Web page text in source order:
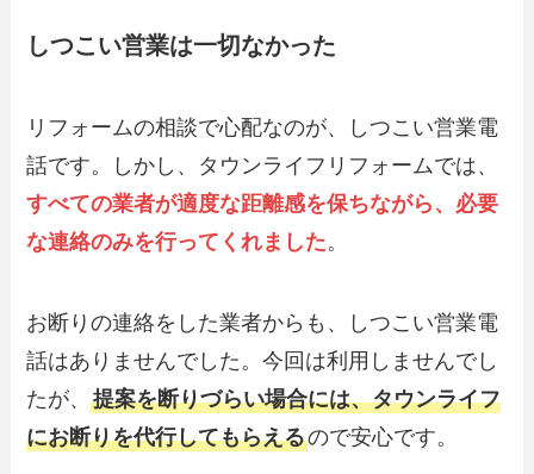
しつこい営業は一切なかった
リフォームの相談で心配なのが、しつこい営業電
話です。しかし、タウンライフリフォームでは、
すべての業者が適度な距離感を保ちながら、必要
な連絡のみを行ってくれました。
お断りの連絡をした業者からも、しつこい営業電
話はありませんでした。今回は利用しませんでし
たが、提案を断りづらい場合には、タウンライフ
にお断りを代行してもらえるので安心です。